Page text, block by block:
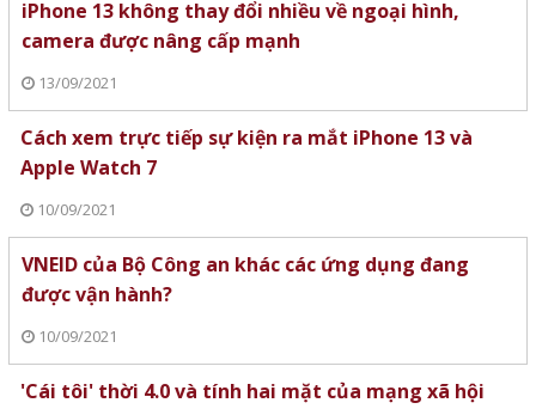
iPhone 13 không thay đổi nhiều về ngoại hình,
camera được nâng cấp mạnh
13/09/2021
Cách xem trực tiếp sự kiện ra mắt iPhone 13 và
Apple Watch 7
10/09/2021
VNEID của Bộ Công an khác các ứng dụng đang
được vận hành?
10/09/2021
'Cái tôi' thời 4.0 và tính hai mặt của mạng xã hội